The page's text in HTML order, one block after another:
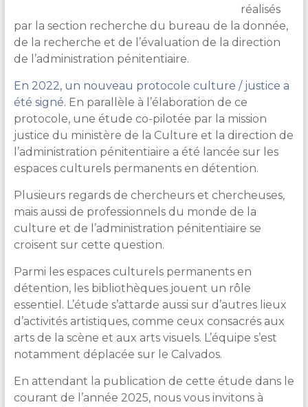
réalisés
par la section recherche du bureau de la donnée,
de la recherche et de l’évaluation de la direction
de l’administration pénitentiaire.
En 2022, un nouveau protocole culture / justice a
été signé. En parallèle à l’élaboration de ce
protocole, une étude co-pilotée par la mission
justice du ministère de la Culture et la direction de
l’administration pénitentiaire a été lancée sur les
espaces culturels permanents en détention.
Plusieurs regards de chercheurs et chercheuses,
mais aussi de professionnels du monde de la
culture et de l’administration pénitentiaire se
croisent sur cette question.
Parmi les espaces culturels permanents en
détention, les bibliothèques jouent un rôle
essentiel. L’étude s’attarde aussi sur d’autres lieux
d’activités artistiques, comme ceux consacrés aux
arts de la scène et aux arts visuels. L’équipe s’est
notamment déplacée sur le Calvados.
En attendant la publication de cette étude dans le
courant de l’année 2025, nous vous invitons à